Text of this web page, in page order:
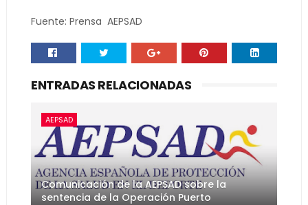
Fuente: Prensa AEPSAD
ENTRADAS RELACIONADAS
AEPSAD
Comunicación de la AEPSAD sobre la
sentencia de la Operación Puerto